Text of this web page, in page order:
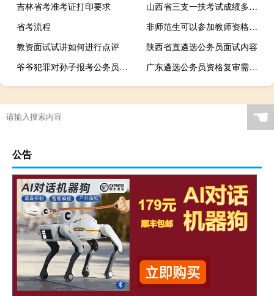
吉林省考准考证打印要求
山西省三支一扶考试成绩多久可以查
省考流程
非师范生可以参加教师资格考试吗
教资面试试讲如何进行点评
陕西省直遴选公务员面试内容
爷爷犯罪对孙子报考公务员有影响不
广东遴选公务员资格复审需要准备什么材料
☚
公告